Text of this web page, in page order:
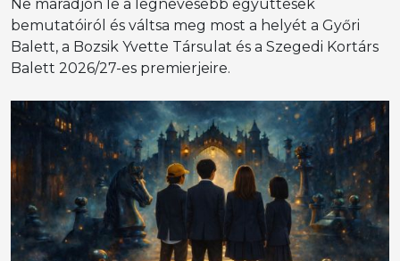
Ne maradjon le a legnevesebb együttesek
bemutatóiról és váltsa meg most a helyét a Győri
Balett, a Bozsik Yvette Társulat és a Szegedi Kortárs
Balett 2026/27-es premierjeire.